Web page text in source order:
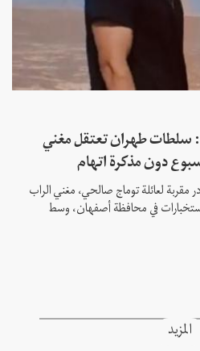
سلطات طهران تعتقل مغني
دون مذكرة اتهام
لعائلة توماج صالحي، مغني الراب
في محافظة أصفهان، وسط
المزيد